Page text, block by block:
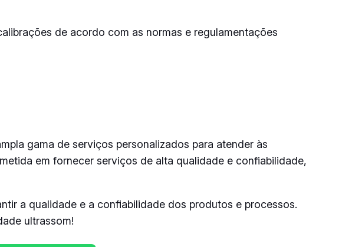
de acordo com as normas e regulamentações
gama de serviços personalizados para atender às
em fornecer serviços de alta qualidade e confiabilidade,
a qualidade e a confiabilidade dos produtos e processos.
ultrassom!